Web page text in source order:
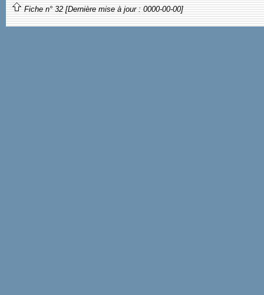
Fiche n° 32 [Dernière mise à jour : 0000-00-00]